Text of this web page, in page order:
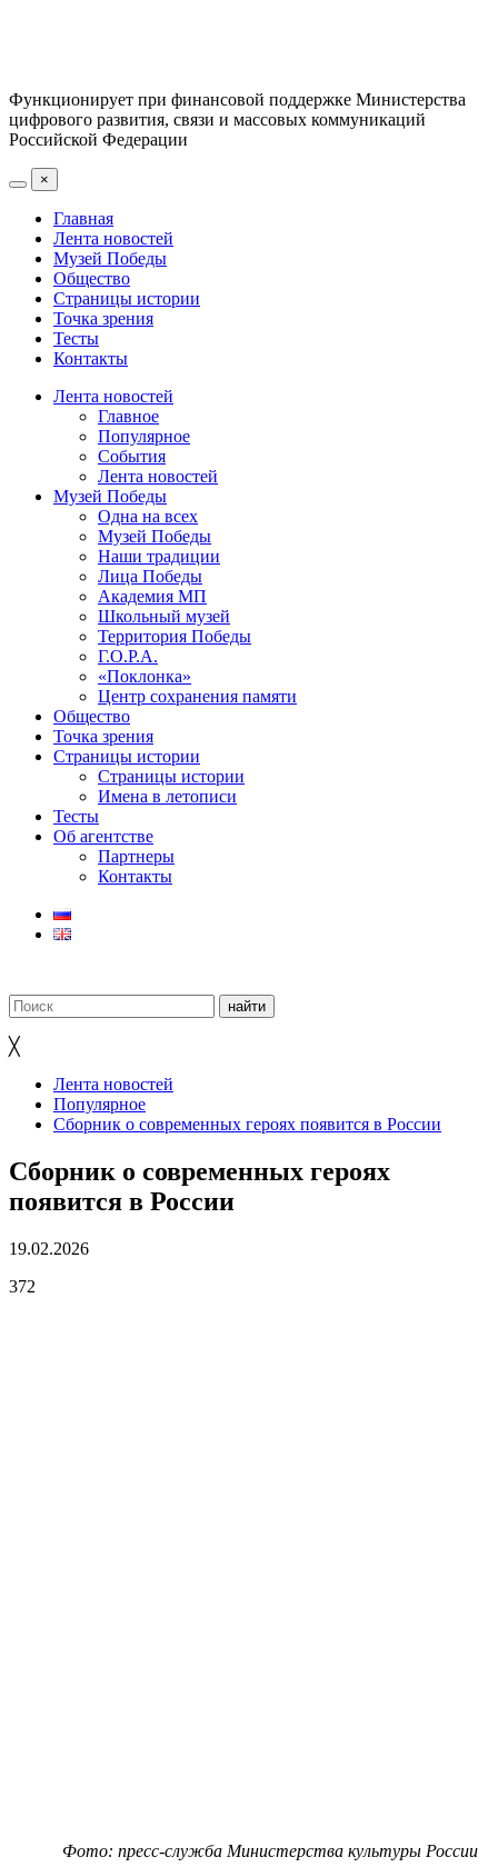
Функционирует при финансовой поддержке Министерства
цифрового развития, связи и массовых коммуникаций
Российской Федерации
×
Главная
Лента новостей
Музей Победы
Общество
Страницы истории
Точка зрения
Тесты
Контакты
Лента новостей
Главное
Популярное
События
Лента новостей
Музей Победы
Одна на всех
Музей Победы
Наши традиции
Лица Победы
Академия МП
Школьный музей
Территория Победы
Г.О.Р.А.
«Поклонка»
Центр сохранения памяти
Общество
Точка зрения
Страницы истории
Страницы истории
Имена в летописи
Тесты
Об агентстве
Партнеры
Контакты
╳
Лента новостей
Популярное
Сборник о современных героях появится в России
Сборник о современных героях
появится в России
19.02.2026
372
Фото: пресс-служба Министерства культуры России